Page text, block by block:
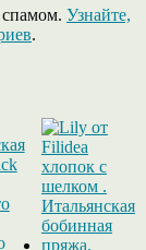
спамом. Узнайте,
.